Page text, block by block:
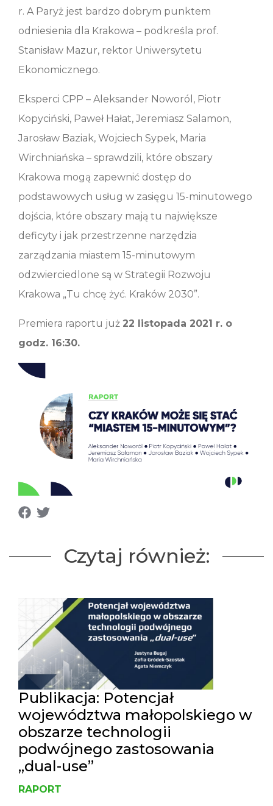
r. A Paryż jest bardzo dobrym punktem
odniesienia dla Krakowa – podkreśla prof.
Stanisław Mazur, rektor Uniwersytetu
Ekonomicznego.
Eksperci CPP – Aleksander Noworól, Piotr
Kopyciński, Paweł Hałat, Jeremiasz Salamon,
Jarosław Baziak, Wojciech Sypek, Maria
Wirchniańska – sprawdzili, które obszary
Krakowa mogą zapewnić dostęp do
podstawowych usług w zasięgu 15-minutowego
dojścia, które obszary mają tu największe
deficyty i jak przestrzenne narzędzia
zarządzania miastem 15-minutowym
odzwierciedlone są w Strategii Rozwoju
Krakowa „Tu chcę żyć. Kraków 2030”.
Premiera raportu już 22 listopada 2021 r. o
godz. 16:30.
Czytaj również:
Publikacja: Potencjał
województwa małopolskiego w
obszarze technologii
podwójnego zastosowania
„dual-use”
RAPORT